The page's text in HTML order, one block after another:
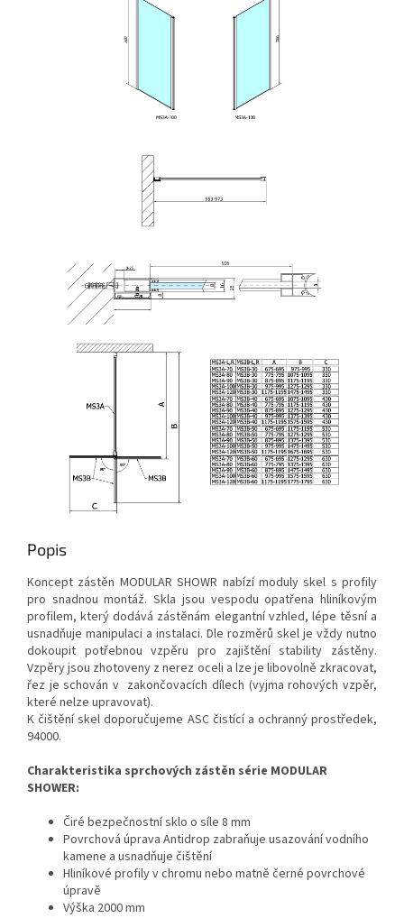
Popis
Koncept zástěn MODULAR SHOWR nabízí moduly skel s profily
pro snadnou montáž. Skla jsou vespodu opatřena hliníkovým
profilem, který dodává zástěnám elegantní vzhled, lépe těsní a
usnadňuje manipulaci a instalaci. Dle rozměrů skel je vždy nutno
dokoupit potřebnou vzpěru pro zajištění stability zástěny.
Vzpěry jsou zhotoveny z nerez oceli a lze je libovolně zkracovat,
řez je schován v zakončovacích dílech (vyjma rohových vzpěr,
které nelze upravovat).
K čištění skel doporučujeme ASC čistící a ochranný prostředek,
94000.
Charakteristika sprchových zástěn série MODULAR
SHOWER:
Čiré bezpečnostní sklo o síle 8 mm
Povrchová úprava Antidrop zabraňuje usazování vodního
kamene a usnadňuje čištění
Hliníkové profily v chromu nebo matně černé povrchové
úpravě
Výška 2000 mm